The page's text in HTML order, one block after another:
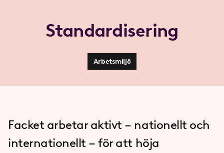
Standardisering
Arbetsmiljö
Facket arbetar aktivt – nationellt och
internationellt – för att höja